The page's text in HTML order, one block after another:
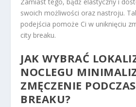
swoich możliwości oraz nastroju.
podejścia pomoże Ci w uniknięciu
city breaku.
JAK WYBRAĆ
NOCLEGU
ZMĘCZENIE
BREAKU?